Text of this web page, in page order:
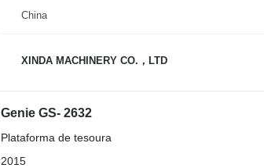
China
XINDA MACHINERY CO.，LTD
Genie GS- 2632
Plataforma de tesoura
2015